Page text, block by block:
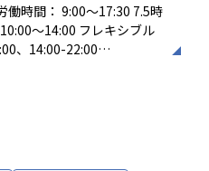
当社ならではの特⻑です。
という点もエンジニアの皆
客様や当社営業担当と意⾒
時間： 9:00～17:30 7.5時
、14:00-22:00
有（月平均30時間）